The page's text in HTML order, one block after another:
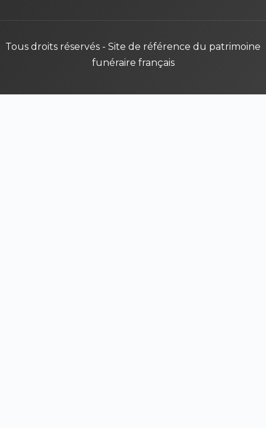
Tous droits réservés - Site de référence du patrimoine
funéraire français